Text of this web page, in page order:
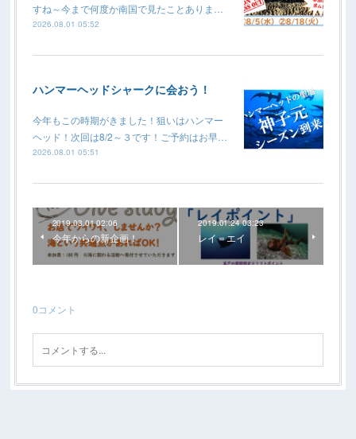
すね～今まで何度か南国で見たことありま…
2026.08.01 05:52
ハンマーヘッドシャークに会おう！
今年もこの時期がきました！狙いはハンマー
ヘッド！次回は8/2～３です！ご予約はお早…
2026.08.01 05:51
2019.03.01 02:06
今年からの新企画！
2019.01.24 03:23
レイ＝エイ
0コメント